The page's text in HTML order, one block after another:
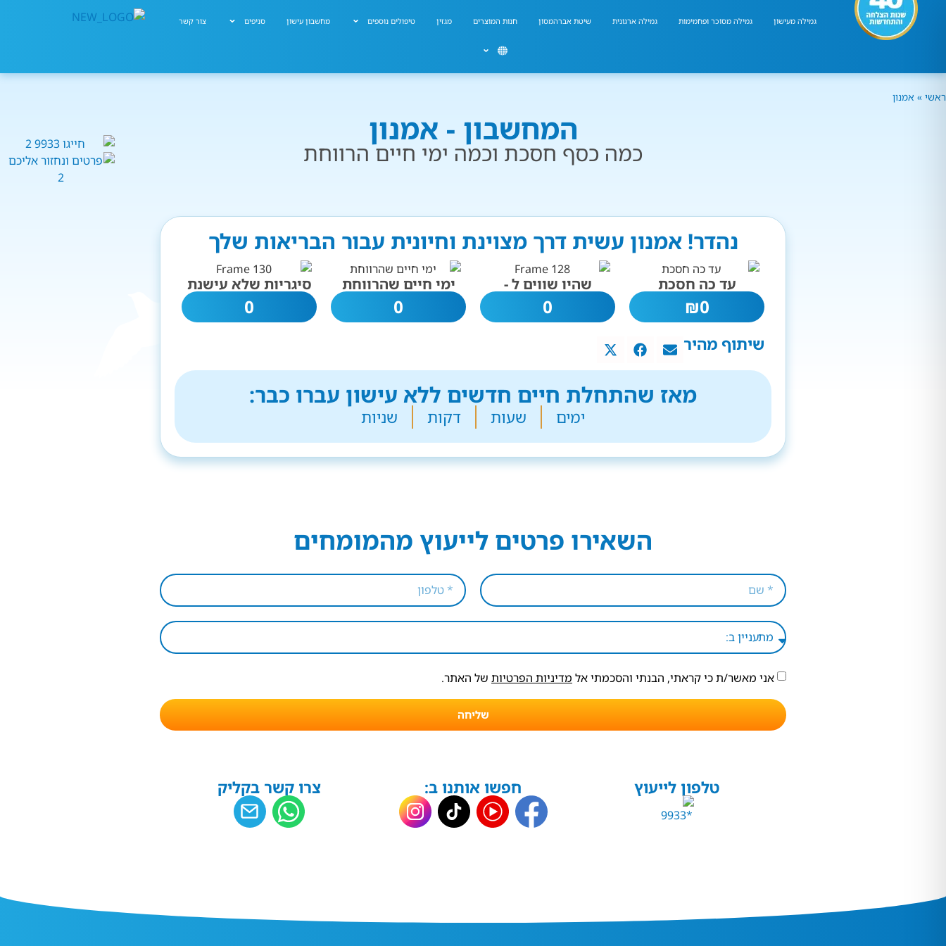
גמילה מעישון גמילה מסוכר ופחמימות גמילה ארגונית שיטת אברהמסון חנות המוצרים מגזין טיפולים נוספים מחשבון עישון סניפים צור קשר
ראשי » אמנון
המחשבון - אמנון
כמה כסף חסכת וכמה ימי חיים הרווחת
נהדר! אמנון עשית דרך מצוינת וחיונית עבור הבריאות שלך
עד כה חסכת
0
₪
שהיו שווים ל -
0
ימי חיים שהרווחת
0
סיגריות שלא עישנת
0
שיתוף מהיר
מאז שהתחלת חיים חדשים ללא עישון עברו כבר:
ימים שעות דקות שניות
השאירו פרטים לייעוץ מהמומחים
אני מאשר/ת כי קראתי, הבנתי והסכמתי אל מדיניות הפרטיות של האתר.
שליחה
טלפון לייעוץ חפשו אותנו ב: צרו קשר בקליק